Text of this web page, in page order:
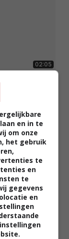
02:05
en in te
om onze
het gebruik
te
en
te
gegevens
en